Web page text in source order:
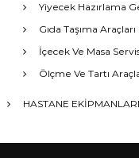
Yiyecek Hazırlama
Gıda Taşıma Araçları
İçecek Ve Masa
Ölçme Ve Tartı
HASTANE EKİPMANLARI